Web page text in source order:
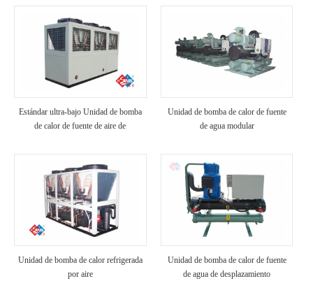
Estándar ultra-bajo Unidad de bomba
de calor de fuente de aire de
Unidad de bomba de calor de fuente
de agua modular
Unidad de bomba de calor refrigerada
por aire
Unidad de bomba de calor de fuente
de agua de desplazamiento